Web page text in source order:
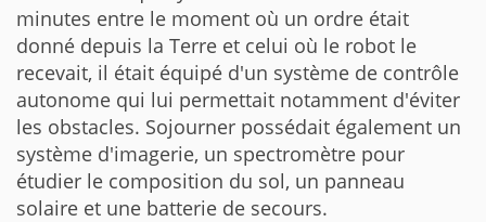
minutes entre le moment où un ordre était
donné depuis la Terre et celui où le robot le
recevait, il était équipé d'un système de contrôle
autonome qui lui permettait notamment d'éviter
les obstacles. Sojourner possédait également un
système d'imagerie, un spectromètre pour
étudier le composition du sol, un panneau
solaire et une batterie de secours.